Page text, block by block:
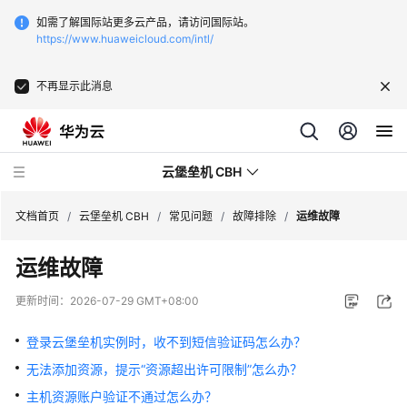
如需了解国际站更多云产品，请访问国际站。
https://www.huaweicloud.com/intl/
不再显示此消息
云堡垒机 CBH
新
动
态
文档首页 / 云堡垒机 CBH / 常见问题 / 故障排除 / 运维故障
运维故障
更新时间： 2026-07-29 GMT+08:00
登录云堡垒机实例时，收不到短信验证码怎么办？
无法添加资源，提示“资源超出许可限制”怎么办？
主机资源账户验证不通过怎么办？